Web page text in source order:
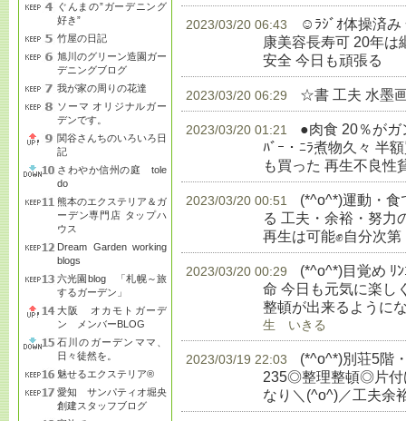
ぐんまの”ガーデニング
好き”
竹屋の日記
旭川のグリーン造園ガー
デニングブログ
我が家の周りの花達
ソーマ オリジナルガー
デンです。
関谷さんちのいろいろ日
記
さわやか信州の庭 tole
do
熊本のエクステリア＆ガ
ーデン専門店 タップハ
ウス
Dream Garden working
blogs
六光園blog 「札幌～旅
するガーデン」
大阪 オカモトガーデ
ン メンバーBLOG
石川のガーデンママ、
日々徒然を。
魅せるエクステリア®
愛知 サンパティオ堀央
創建スタッフブログ
2023/03/20 06:43
☺ﾗｼﾞｵ体操済み
康美容長寿可 20年は
安全 今日も頑張る
2023/03/20 06:29 ☆書 工夫 水墨
2023/03/20 01:21
●肉食 20％がガ
ﾊﾞｰ・ﾆﾗ煮物久々 半
も買った 再生不良性
2023/03/20 00:51
(*^o^*)運動・
る 工夫・余裕・努力
再生は可能✊自分次第
2023/03/20 00:29
(*^o^*)目覚め ﾘ
命 今日も元気に楽し
整頓が出来るように
生 いきる
2023/03/19 22:03
(*^o^*)別荘5階
235◎整理整頓◎片付
なり＼(^o^)／工夫余